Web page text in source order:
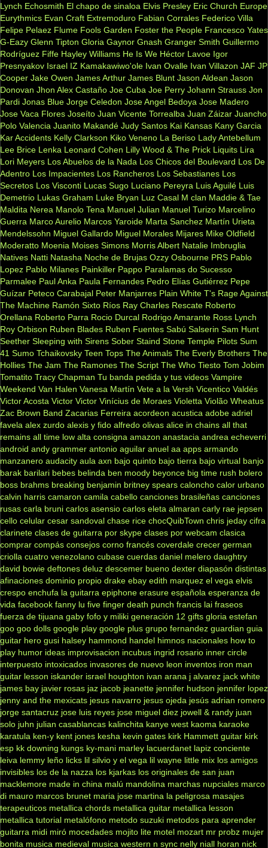
Lynch Echosmith El chapo de sinaloa Elvis Presley Eric Church Europe
Eurythmics Evan Craft Extremoduro Fabian Corrales Federico Villa
Felipe Pelaez Flume Fools Garden Foster the People Francesco Yates
G-Eazy Glenn Tipton Gloria Gaynor Gnash Granger Smith Guillermo
Rodríguez Fiffe Hayley Williams He Is We Héctor Lavoe Igor
Presnyakov Israel IZ Kamakawiwo'ole Ivan Ovalle Ivan Villazon JAF JP
Cooper Jake Owen James Arthur James Blunt Jason Aldean Jason
Donovan Jhon Alex Castaño Joe Cuba Joe Perry Johann Strauss Jon
Pardi Jonas Blue Jorge Celedon Jose Angel Bedoya Jose Madero
Jose Vaca Flores Joseíto Juan Vicente Torrealba Juan Záizar Juancho
Polo Valencia Juanito Makandé Judy Santos Kai Kansas Kany Garcia
Kar Accidents Kelly Clarkson Kiko Veneno La Beriso Lady Antebellum
Lee Brice Lenka Leonard Cohen Lilly Wood & The Prick Liquits Lira
Lori Meyers Los Abuelos de la Nada Los Chicos del Boulevard Los De
Adentro Los Impacientes Los Rancheros Los Sebastianes Los
Secretos Los Visconti Lucas Sugo Luciano Pereyra Luis Aguilé Luis
Demetrio Lukas Graham Luke Bryan Luz Casal M clan Maddie & Tae
Maldita Nerea Manolo Tena Manuel Julian Manuel Turizo Marcelino
Guerra Marco Aurelio Marcos Yaroide Marta Sanchez Martín Urieta
Mendelssohn Miguel Gallardo Miguel Morales Mijares Mike Oldfield
Moderatto Moenia Moises Simons Morris Albert Natalie Imbruglia
Natives Natti Natasha Noche de Brujas Ozzy Osbourne PRS Pablo
Lopez Pablo Milanes Painkiller Pappo Paralamas do Sucesso
Parmalee Paul Anka Paula Fernandes Pedro Elías Gutiérrez Pepe
Guízar Peteco Carabajal Peter Manjarres Plain White T's Rage Against
The Machine Ramón Sixto Ríos Ray Charles Rescate Roberto
Orellana Roberto Parra Rocio Durcal Rodrigo Amarante Ross Lynch
Roy Orbison Ruben Blades Ruben Fuentes Sabú Salserin Sam Hunt
Seether Sleeping with Sirens Sober Staind Stone Temple Pilots Sum
41 Sumo Tchaikovsky Teen Tops The Animals The Everly Brothers The
Hollies The Jam The Ramones The Script The Who Tiesto Tom Jobim
Tomatito Tracy Chapman Tu banda pedida y tus videos Vampire
Weekend Van Halen Vanesa Martín Vete a la Versh Vicentico Valdés
Victor Acosta Victor Victor Vinícius de Moraes Violetta Violão Wheatus
Zac Brown Band Zacarias Ferreira acordeon acustica adobe adriel
favela alex zurdo alexis y fido alfredo olivas alice in chains all that
remains all time low alta consigna amazon anastacia andrea echeverri
android andy grammer antonio aguilar anuel aa apps armando
manzanero audacity aula axn bajo quinto bajo tierra bajo virtual banjo
barak barilari bebes belinda ben moody beyonce big time rush bolero
boss brahms breaking benjamin britney spears caloncho calor urbano
calvin harris camaron camila cabello canciones brasileñas canciones
rusas carla bruni carlos asensio carlos eleta almaran carly rae jepsen
cello celular cesar sandoval chase rice chocQuibTown chris jeday cifra
clarinete clases de guitarra por skype clases por webcam clasica
comprar compás consejos corno francés coverdale crecer german
criolla cuatro venezolano cubase cuerdas daniel melero daughtry
david bowie deftones deluz descemer bueno dexter diapasón distintas
afinaciones dominio propio drake ebay edith marquez el vega elvis
crespo enchufa la guitarra epiphone erasure española esperanza de
vida facebook fanny lu five finger death punch francis lai fraseos
fuerza de tijuana gaby fofo y miliki generación 12 gifts gloria estefan
goo goo dolls google play google plus grupo fernandez guardian guia
guitar hero gusi halsey hammond handel himnos nacionales how to
play humor ideas improvisacion incubus ingrid rosario inner circle
interpuesto intoxicados invasores de nuevo leon inventos iron man
guitar lesson iskander israel houghton ivan arana j alvarez jack white
james bay javier rosas jaz jacob jeanette jennifer hudson jennifer lopez
jenny and the mexicats jesus navarro jesus ojeda jesús adrian romero
jorge santacruz jose luis reyes jose miguel diez jowell & randy juan
solo juhn julian casablancas kalinchita kanye west kaoma karaoke
karatula ken-y kent jones kesha kevin gates kirk Hammett guitar kirk
esp kk downing kungs ky-mani marley lacuerdanet lapiz conciente
leiva lemmy leño licks lil silvio y el vega lil wayne little mix los amigos
invisibles los de la nazza los kjarkas los originales de san juan
macklemore made in china malú mandolina marchas nupciales marco
di mauro marcos brunet maria jose martina la peligrosa masajes
terapeuticos metallica chords metallica guitar metallica lesson
metallica tutorial metalófono metodo suzuki metodos para aprender
guitarra midi miró mocedades mojito lite motel mozart mr probz mujer
bonita musica medieval musica western n sync nelly niall horan nick